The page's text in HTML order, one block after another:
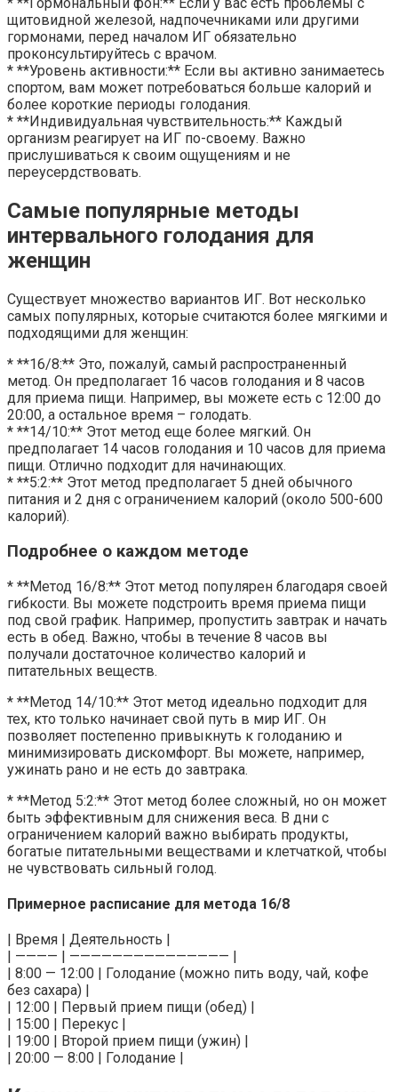
* **Гормональный фон:** Если у вас есть проблемы с
щитовидной железой, надпочечниками или другими
гормонами, перед началом ИГ обязательно
проконсультируйтесь с врачом.
* **Уровень активности:** Если вы активно занимаетесь
спортом, вам может потребоваться больше калорий и
более короткие периоды голодания.
* **Индивидуальная чувствительность:** Каждый
организм реагирует на ИГ по-своему. Важно
прислушиваться к своим ощущениям и не
переусердствовать.
Самые популярные методы
интервального голодания для
женщин
Существует множество вариантов ИГ. Вот несколько
самых популярных, которые считаются более мягкими и
подходящими для женщин:
* **16/8:** Это, пожалуй, самый распространенный
метод. Он предполагает 16 часов голодания и 8 часов
для приема пищи. Например, вы можете есть с 12:00 до
20:00, а остальное время – голодать.
* **14/10:** Этот метод еще более мягкий. Он
предполагает 14 часов голодания и 10 часов для приема
пищи. Отлично подходит для начинающих.
* **5:2:** Этот метод предполагает 5 дней обычного
питания и 2 дня с ограничением калорий (около 500-600
калорий).
Подробнее о каждом методе
* **Метод 16/8:** Этот метод популярен благодаря своей
гибкости. Вы можете подстроить время приема пищи
под свой график. Например, пропустить завтрак и начать
есть в обед. Важно, чтобы в течение 8 часов вы
получали достаточное количество калорий и
питательных веществ.
* **Метод 14/10:** Этот метод идеально подходит для
тех, кто только начинает свой путь в мир ИГ. Он
позволяет постепенно привыкнуть к голоданию и
минимизировать дискомфорт. Вы можете, например,
ужинать рано и не есть до завтрака.
* **Метод 5:2:** Этот метод более сложный, но он может
быть эффективным для снижения веса. В дни с
ограничением калорий важно выбирать продукты,
богатые питательными веществами и клетчаткой, чтобы
не чувствовать сильный голод.
Примерное расписание для метода 16/8
| Время | Деятельность |
| ———— | ——————————————— |
| 8:00 — 12:00 | Голодание (можно пить воду, чай, кофе
без сахара) |
| 12:00 | Первый прием пищи (обед) |
| 15:00 | Перекус |
| 19:00 | Второй прием пищи (ужин) |
| 20:00 — 8:00 | Голодание |